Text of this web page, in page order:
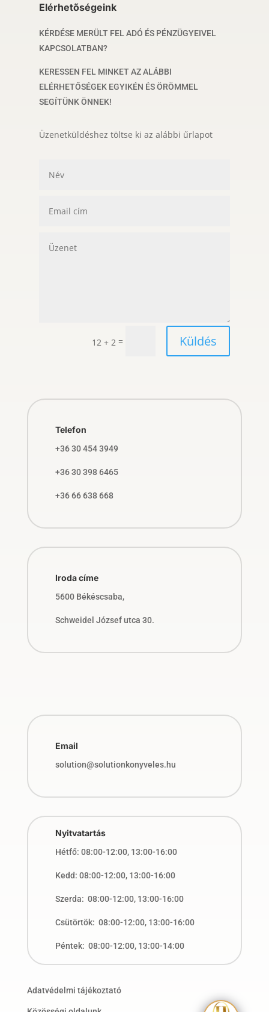
Elérhetőségeink
KÉRDÉSE MERÜLT FEL ADÓ ÉS PÉNZÜGYEIVEL
KAPCSOLATBAN?
KERESSEN FEL MINKET AZ ALÁBBI
ELÉRHETŐSÉGEK EGYIKÉN ÉS ÖRÖMMEL
SEGÍTÜNK ÖNNEK!
Üzenetküldéshez töltse ki az alábbi űrlapot
12 + 2 = Küldés
Telefon
+36 30 454 3949
+36 30 398 6465
+36 66 638 668
Iroda címe
5600 Békéscsaba,
Schweidel József utca 30.
Email
solution@solutionkonyveles.hu
Nyitvatartás
Hétfő: 08:00-12:00, 13:00-16:00
Kedd: 08:00-12:00, 13:00-16:00
Szerda: 08:00-12:00, 13:00-16:00
Csütörtök: 08:00-12:00, 13:00-16:00
Péntek: 08:00-12:00, 13:00-14:00
Adatvédelmi tájékoztató